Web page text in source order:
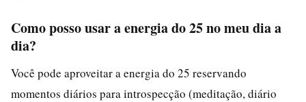
Como posso usar a energia do 25 no meu dia a
dia?
Você pode aproveitar a energia do 25 reservando
momentos diários para introspecção (meditação, diário